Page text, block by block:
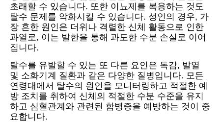
초래할 수 있습니다. 또한 이뇨제를 복용하는 것도
탈수 문제를 악화시킬 수 있습니다. 성인의 경우, 가
장 흔한 원인은 더위나 격렬한 신체 활동으로 인한
과열로, 이는 발한을 통해 과도한 수분 손실로 이어
집니다.
탈수를 유발할 수 있는 또 다른 요인은 독감, 발열
및 소화기계 질환과 같은 다양한 질병입니다. 모든
연령대에서 탈수의 원인을 모니터링하고 적절한 예
방 조치를 취하여 신체의 적절한 수분 수준을 유지
하고 심혈관계와 관련된 합병증을 예방하는 것이 중
요합니다.